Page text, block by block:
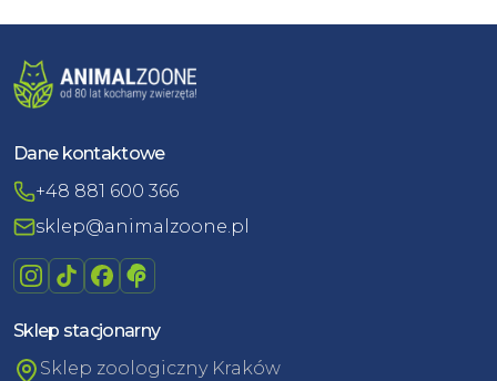
Dane kontaktowe
+48 881 600 366
sklep@animalzoone.pl
Sklep stacjonarny
Sklep zoologiczny Kraków